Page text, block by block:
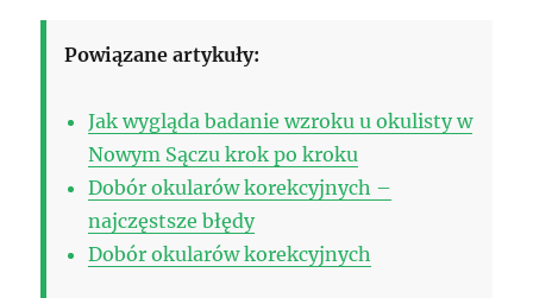
Powiązane artykuły:
Jak wygląda badanie wzroku u okulisty w
Nowym Sączu krok po kroku
Dobór okularów korekcyjnych –
najczęstsze błędy
Dobór okularów korekcyjnych